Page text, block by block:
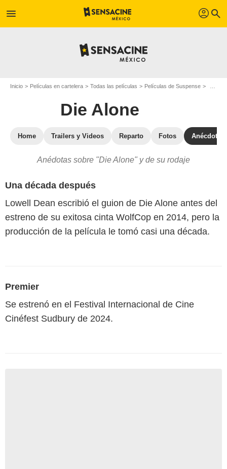
menu profil search
Inicio Películas en cartelera Todas las películas Películas de Suspense
Die Alone
Home Trailers y Videos Reparto Fotos Anécdotas
Anédotas sobre "Die Alone" y de su rodaje
Una década después
Lowell Dean escribió el guion de Die Alone antes del
estreno de su exitosa cinta WolfCop en 2014, pero la
producción de la película le tomó casi una década.
Premier
Se estrenó en el Festival Internacional de Cine
Cinéfest Sudbury de 2024.